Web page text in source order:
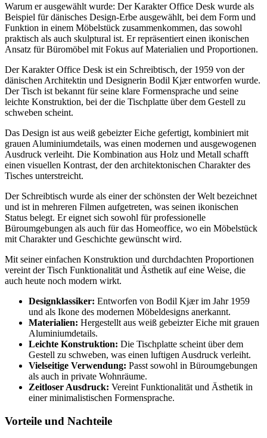
Warum er ausgewählt wurde: Der Karakter Office Desk wurde als
Beispiel für dänisches Design-Erbe ausgewählt, bei dem Form und
Funktion in einem Möbelstück zusammenkommen, das sowohl
praktisch als auch skulptural ist. Er repräsentiert einen ikonischen
Ansatz für Büromöbel mit Fokus auf Materialien und Proportionen.
Der Karakter Office Desk ist ein Schreibtisch, der 1959 von der
dänischen Architektin und Designerin Bodil Kjær entworfen wurde.
Der Tisch ist bekannt für seine klare Formensprache und seine
leichte Konstruktion, bei der die Tischplatte über dem Gestell zu
schweben scheint.
Das Design ist aus weiß gebeizter Eiche gefertigt, kombiniert mit
grauen Aluminiumdetails, was einen modernen und ausgewogenen
Ausdruck verleiht. Die Kombination aus Holz und Metall schafft
einen visuellen Kontrast, der den architektonischen Charakter des
Tisches unterstreicht.
Der Schreibtisch wurde als einer der schönsten der Welt bezeichnet
und ist in mehreren Filmen aufgetreten, was seinen ikonischen
Status belegt. Er eignet sich sowohl für professionelle
Büroumgebungen als auch für das Homeoffice, wo ein Möbelstück
mit Charakter und Geschichte gewünscht wird.
Mit seiner einfachen Konstruktion und durchdachten Proportionen
vereint der Tisch Funktionalität und Ästhetik auf eine Weise, die
auch heute noch modern wirkt.
Designklassiker: Entworfen von Bodil Kjær im Jahr 1959
und als Ikone des modernen Möbeldesigns anerkannt.
Materialien: Hergestellt aus weiß gebeizter Eiche mit grauen
Aluminiumdetails.
Leichte Konstruktion: Die Tischplatte scheint über dem
Gestell zu schweben, was einen luftigen Ausdruck verleiht.
Vielseitige Verwendung: Passt sowohl in Büroumgebungen
als auch in private Wohnräume.
Zeitloser Ausdruck: Vereint Funktionalität und Ästhetik in
einer minimalistischen Formensprache.
Vorteile und Nachteile